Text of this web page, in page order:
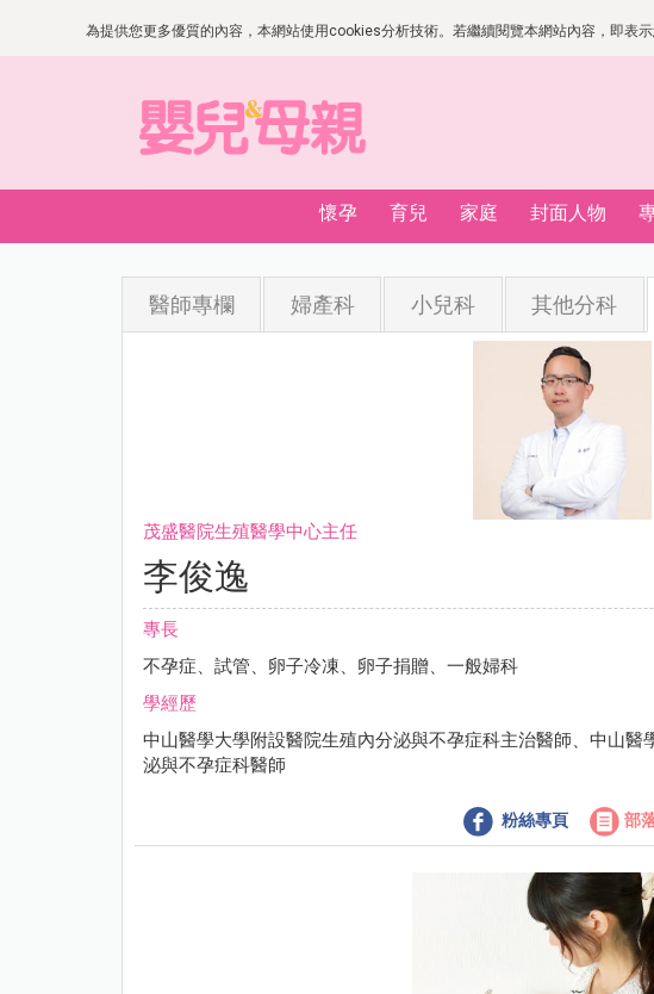
為提供您更多優質的內容，本網站使用cookies分析技術。若繼續閱覽本網站內容，即表
懷孕 育兒 家庭 封面人物
醫師專欄 婦產科 小兒科 其他分科
茂盛醫院生殖醫學中心主任
李俊逸
專長
不孕症、試管、卵子冷凍、卵子捐贈、一般婦科
學經歷
中山醫學大學附設醫院生殖內分泌與不孕症科主治醫師、中山
泌與不孕症科醫師
粉絲專頁 部